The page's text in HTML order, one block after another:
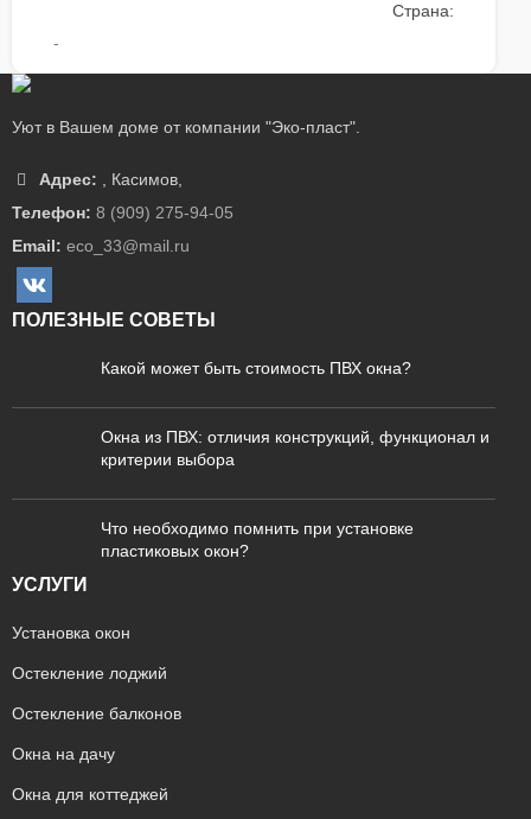
Страна:
-
Уют в Вашем доме от компании "Эко-пласт".
Адрес: Касимов
Телефон: 8 (909) 275-94-05
Email: eco_33@mail.ru
ПОЛЕЗНЫЕ СОВЕТЫ
Какой может быть стоимость ПВХ окна?
Окна из ПВХ: отличия конструкций, функционал и
критерии выбора
Что необходимо помнить при установке
пластиковых окон?
УСЛУГИ
Установка окон
Остекление лоджий
Остекление балконов
Окна на дачу
Окна для коттеджей